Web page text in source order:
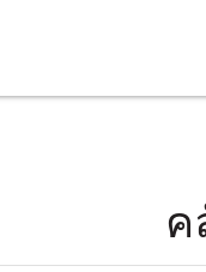
ค